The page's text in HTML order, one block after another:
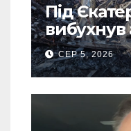
Під
вибухнув
голови
– перші
СЕР 5, 2026